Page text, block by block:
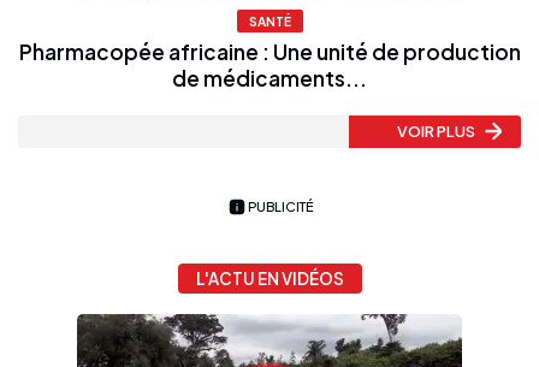
SANTÉ
Pharmacopée africaine : Une unité de production
de médicaments...
VOIR PLUS
PUBLICITÉ
L'ACTU EN VIDÉOS